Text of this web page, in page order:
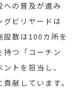
への普及が進み
グビリヤードは
数は100カ所を
つ「コーチン
トを担当し、
献しています。